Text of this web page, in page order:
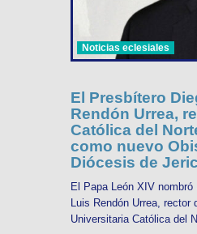
Noticias eclesiales
El Presbítero
Rendón Urrea,
Católica del
como nuevo
Diócesis de
El Papa León XIV
Luis Rendón Urrea, rector
Universitaria Católica del